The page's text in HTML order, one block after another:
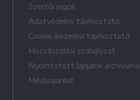
Szerzői jogok
Adatvédelmi tájékoztató
Cookie-kezelési tájékoztató
Hozzászólási szabályzat
Nyomtatott lapjaink archívuma
Médiaajánlat